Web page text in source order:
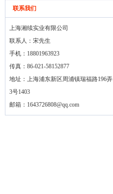
联系我们
上海湘续实业有限公司
联系人：宋先生
手机：18801963923
传真：86-021-58152877
地址：上海浦东新区周浦镇瑞福路196弄
3号1403
邮箱： 1643726808@qq.com